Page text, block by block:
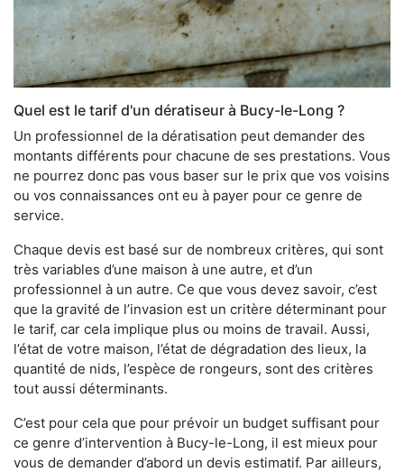
Quel est le tarif d'un dératiseur à Bucy-le-Long ?
Un professionnel de la dératisation peut demander des
montants différents pour chacune de ses prestations. Vous
ne pourrez donc pas vous baser sur le prix que vos voisins
ou vos connaissances ont eu à payer pour ce genre de
service.
Chaque devis est basé sur de nombreux critères, qui sont
très variables d’une maison à une autre, et d’un
professionnel à un autre. Ce que vous devez savoir, c’est
que la gravité de l’invasion est un critère déterminant pour
le tarif, car cela implique plus ou moins de travail. Aussi,
l’état de votre maison, l’état de dégradation des lieux, la
quantité de nids, l’espèce de rongeurs, sont des critères
tout aussi déterminants.
C’est pour cela que pour prévoir un budget suffisant pour
ce genre d’intervention à Bucy-le-Long, il est mieux pour
vous de demander d’abord un devis estimatif. Par ailleurs,